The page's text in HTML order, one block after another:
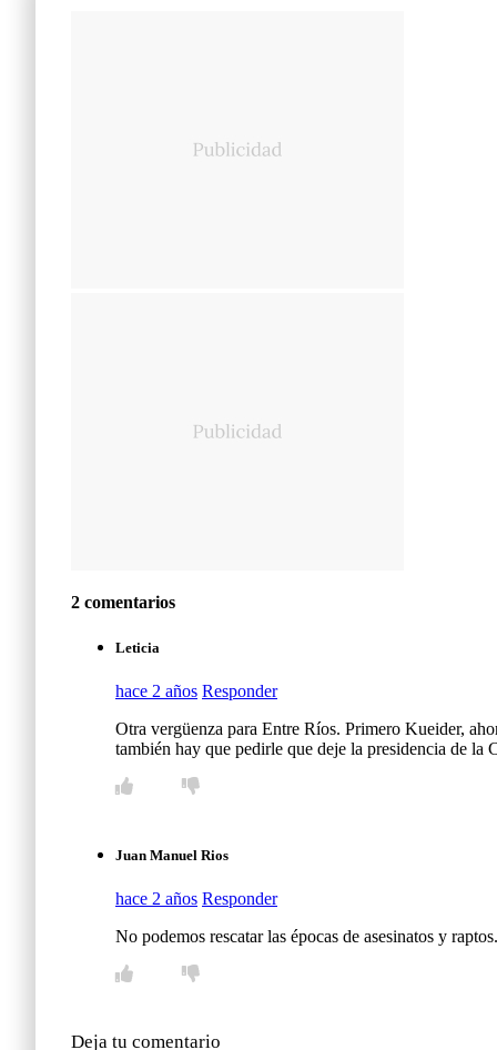
2 comentarios
Leticia
hace 2 años Responder
Otra vergüenza para Entre Ríos. Primero Kueider,
también hay que pedirle que deje la presidencia de
Juan Manuel Rios
hace 2 años Responder
No podemos rescatar las épocas de asesinatos y
Deja tu comentario